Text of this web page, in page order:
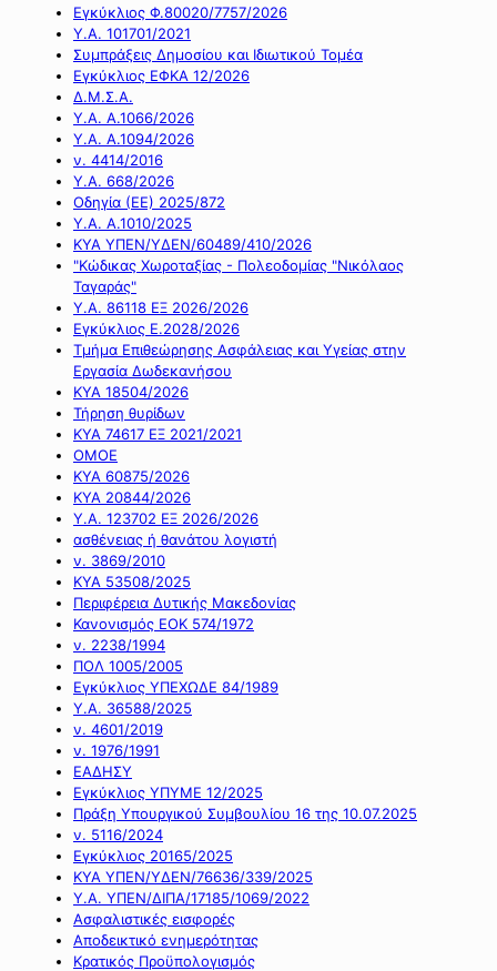
Εγκύκλιος Φ.80020/7757/2026
Υ.Α. 101701/2021
Συμπράξεις Δημοσίου και Ιδιωτικού Τομέα
Εγκύκλιος ΕΦΚΑ 12/2026
Δ.Μ.Σ.Α.
Υ.Α. Α.1066/2026
Υ.Α. Α.1094/2026
ν. 4414/2016
Y.A. 668/2026
Οδηγία (ΕΕ) 2025/872
Υ.Α. Α.1010/2025
ΚΥΑ ΥΠΕΝ/ΥΔΕΝ/60489/410/2026
"Κώδικας Χωροταξίας - Πολεοδομίας "Νικόλαος
Ταγαράς"
Υ.Α. 86118 ΕΞ 2026/2026
Εγκύκλιος Ε.2028/2026
Τμήμα Επιθεώρησης Ασφάλειας και Υγείας στην
Εργασία Δωδεκανήσου
ΚΥΑ 18504/2026
Τήρηση θυρίδων
ΚΥΑ 74617 ΕΞ 2021/2021
ΟΜΟΕ
ΚΥΑ 60875/2026
ΚΥΑ 20844/2026
Υ.Α. 123702 ΕΞ 2026/2026
ασθένειας ή θανάτου λογιστή
ν. 3869/2010
ΚΥΑ 53508/2025
Περιφέρεια Δυτικής Μακεδονίας
Κανονισμός ΕΟΚ 574/1972
ν. 2238/1994
ΠΟΛ 1005/2005
Εγκύκλιος ΥΠΕΧΩΔΕ 84/1989
Υ.Α. 36588/2025
ν. 4601/2019
ν. 1976/1991
ΕΑΔΗΣΥ
Εγκύκλιος ΥΠΥΜΕ 12/2025
Πράξη Υπουργικού Συμβουλίου 16 της 10.07.2025
ν. 5116/2024
Εγκύκλιος 20165/2025
ΚΥΑ ΥΠΕΝ/ΥΔΕΝ/76636/339/2025
Υ.Α. ΥΠΕΝ/ΔΙΠΑ/17185/1069/2022
Ασφαλιστικές εισφορές
Αποδεικτικό ενημερότητας
Κρατικός Προϋπολογισμός